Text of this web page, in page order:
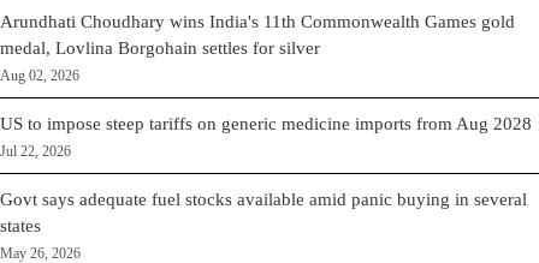
Arundhati Choudhary wins India's 11th Commonwealth Games gold
medal, Lovlina Borgohain settles for silver
Aug 02, 2026
US to impose steep tariffs on generic medicine imports from Aug 2028
Jul 22, 2026
Govt says adequate fuel stocks available amid panic buying in several
states
May 26, 2026